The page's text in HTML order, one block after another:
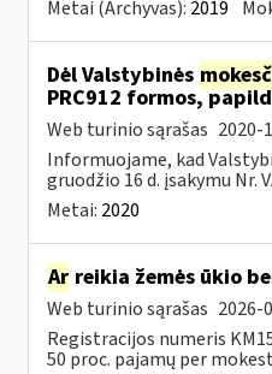
Metai (Archyvas): 2019
Dėl Valstybinės
PRC912 formos,
Web turinio sąrašas 2020-
Informuojame, kad
gruodžio 16 d. įsakymu Nr.
Metai: 2020
Arreikia žemės ūkio
Web turinio sąrašas 2026-
Registracijos numeris
50 proc. pajamų per